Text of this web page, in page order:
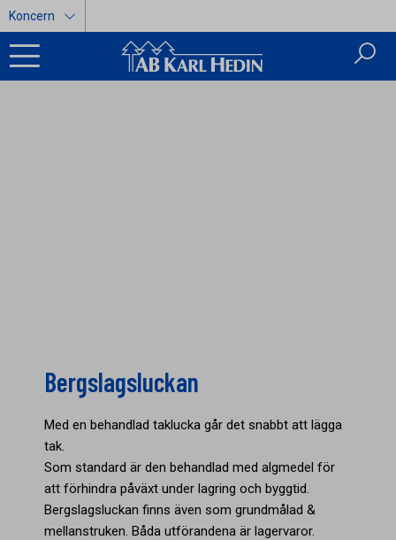
Koncern
Bergslagsluckan
Med en behandlad taklucka går det snabbt att lägga
tak.
Som standard är den behandlad med algmedel för
att förhindra påväxt under lagring och byggtid.
Bergslagsluckan finns även som grundmålad &
mellanstruken. Båda utförandena är lagervaror.